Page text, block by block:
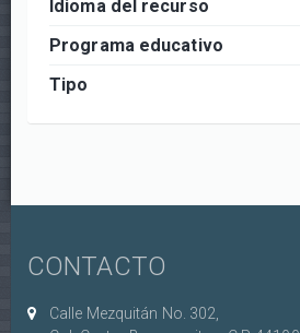
Idioma del recurso
Programa educativo
Tipo
CONTACTO
Calle Mezquitán No. 302,